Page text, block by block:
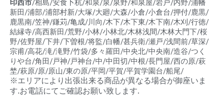
印西市/相島/安食卜杭/和泉/泉/泉野/和泉屋/岩戸/内野/浦幡
新田/浦部/浦部村新/大塚/大廻/大森/小倉/小倉台/押付/鹿黒/
鹿黒南/笠神/鎌苅/亀成/川向/木下/木下東/木下南/木刈/行徳/
結縁寺/高西新田/荒野/小林/小林北/木林浅間/木林大門下/桜
野/佐野屋/下井/下曽根/将監/白幡/甚兵衛/瀬戸/浅間前/草深/
宗甫/高花/滝/滝野/竹袋/多々羅田/中央北/中央南/造谷/つく
りや台/角田/戸神/戸神台/中/中田切/中根/長門屋/西の原/萩
埜/萩原/原/原山/東の原/平岡/平賀/平賀学園台/船尾/
※エリアにより出張出来る商品が異なる場合が御座いま
す.お電話にてご確認お願い致します.